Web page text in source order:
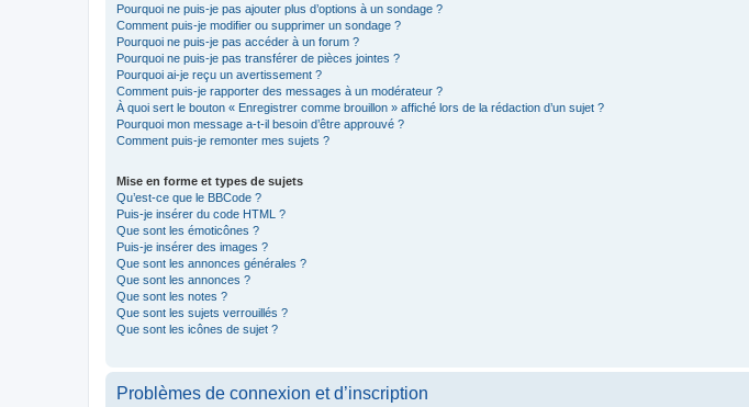
Pourquoi ne puis-je pas ajouter plus d’options à un sondage ?
Comment puis-je modifier ou supprimer un sondage ?
Pourquoi ne puis-je pas accéder à un forum ?
Pourquoi ne puis-je pas transférer de pièces jointes ?
Pourquoi ai-je reçu un avertissement ?
Comment puis-je rapporter des messages à un modérateur ?
À quoi sert le bouton « Enregistrer comme brouillon » affiché lors de la rédaction d’un sujet ?
Pourquoi mon message a-t-il besoin d’être approuvé ?
Comment puis-je remonter mes sujets ?
Mise en forme et types de sujets
Qu’est-ce que le BBCode ?
Puis-je insérer du code HTML ?
Que sont les émoticônes ?
Puis-je insérer des images ?
Que sont les annonces générales ?
Que sont les annonces ?
Que sont les notes ?
Que sont les sujets verrouillés ?
Que sont les icônes de sujet ?
Problèmes de connexion et d’inscription